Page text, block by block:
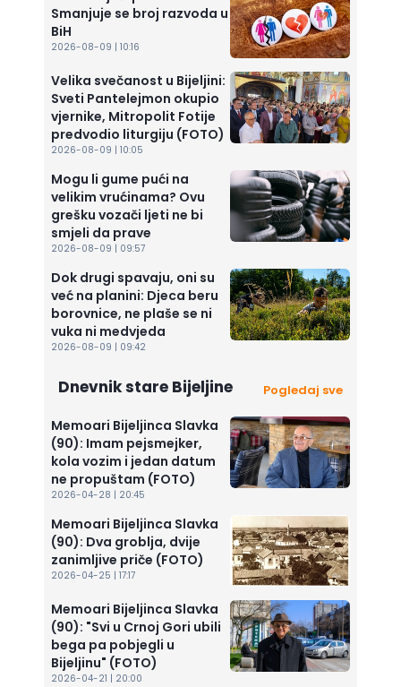
Smanjuje se broj razvoda u
BiH
2026-08-09 | 10:16
Velika svečanost u Bijeljini:
Sveti Pantelejmon okupio
vjernike, Mitropolit Fotije
predvodio liturgiju (FOTO)
2026-08-09 | 10:05
Mogu li gume pući na
velikim vrućinama? Ovu
grešku vozači ljeti ne bi
smjeli da prave
2026-08-09 | 09:57
Dok drugi spavaju, oni su
već na planini: Djeca beru
borovnice, ne plaše se ni
vuka ni medvjeda
2026-08-09 | 09:42
Dnevnik stare Bijeljine Pogledaj sve
Memoari Bijeljinca Slavka
(90): Imam pejsmejker,
kola vozim i jedan datum
ne propuštam (FOTO)
2026-04-28 | 20:45
Memoari Bijeljinca Slavka
(90): Dva groblja, dvije
zanimljive priče (FOTO)
2026-04-25 | 17:17
Memoari Bijeljinca Slavka
(90): "Svi u Crnoj Gori ubili
bega pa pobjegli u
Bijeljinu" (FOTO)
2026-04-21 | 20:00